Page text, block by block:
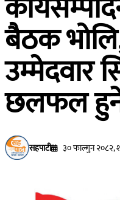
बैठक
उम्मेदवार
छलफल
सहपाटी ३० फाल्गुन २०८२,